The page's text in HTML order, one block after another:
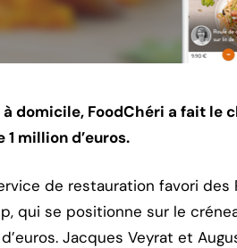
domicile, FoodChéri a fait le
million d’euros.
de restauration favori des
qui se positionne sur le
Jacques Veyrat et